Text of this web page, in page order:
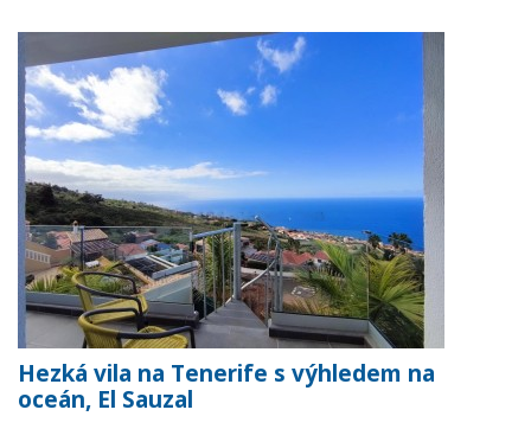
Hezká vila na Tenerife s výhledem na
oceán, El Sauzal